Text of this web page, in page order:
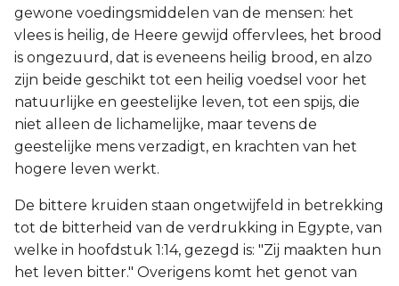
gewone voedingsmiddelen van de mensen: het
vlees is heilig, de Heere gewijd offervlees, het brood
is ongezuurd, dat is eveneens heilig brood, en alzo
zijn beide geschikt tot een heilig voedsel voor het
natuurlijke en geestelijke leven, tot een spijs, die
niet alleen de lichamelijke, maar tevens de
geestelijke mens verzadigt, en krachten van het
hogere leven werkt.
De bittere kruiden staan ongetwijfeld in betrekking
tot de bitterheid van de verdrukking in Egypte, van
welke in hoofdstuk 1:14, gezegd is: "Zij maakten hun
het leven bitter." Overigens komt het genot van